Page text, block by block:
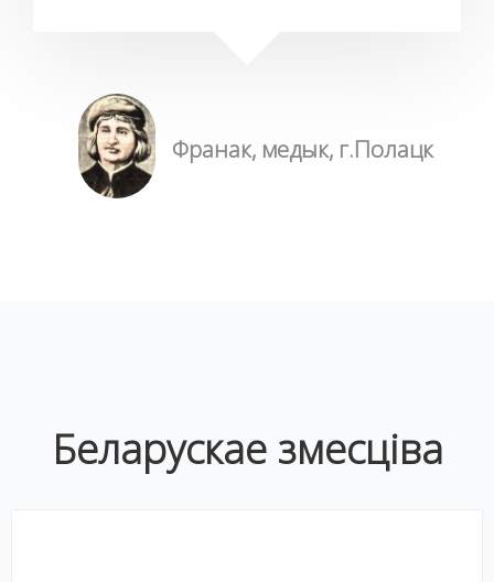
Франак, медык, г.Полацк
Беларускае змесціва